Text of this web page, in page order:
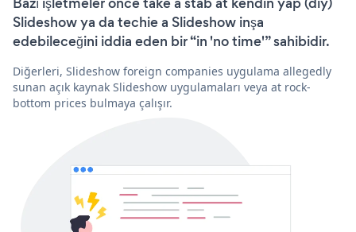
Slideshow ya da techie a Slideshow inşa
edebileceğini iddia eden bir “in 'no time'” sahibidir.
Diğerleri, Slideshow foreign companies uygulama allegedly
sunan açık kaynak Slideshow uygulamaları veya at rock-
bottom prices bulmaya çalışır.